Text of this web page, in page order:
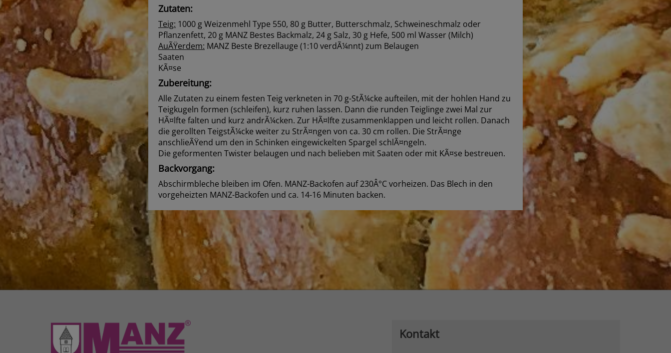
Zutaten:
Teig: 1000 g Weizenmehl Type 550, 80 g Butter, Butterschmalz, Schweineschmalz oder
Pflanzenfett, 20 g MANZ Bestes Backmalz, 24 g Salz, 30 g Hefe, 500 ml Wasser (Milch)
AuÃŸerdem: MANZ Beste Brezellauge (1:10 verdÃ¼nnt) zum Belaugen
Saaten
KÃ¤se
Zubereitung:
Alle Zutaten zu einem festen Teig verkneten in 70 g-StÃ¼cke aufteilen, mit der hohlen Hand zu
Teigkugeln formen (schleifen), kurz ruhen lassen. Dann die runden Teiglinge zwei Mal zur
HÃ¤lfte falten und kurz andrÃ¼cken. Zur HÃ¤lfte zusammenklappen und leicht rollen. Danach
die gerollten TeigstÃ¼cke weiter zu StrÃ¤ngen von ca. 30 cm rollen. Die StrÃ¤nge
anschlieÃŸend um den in Schinken eingewickelten Spargel schlÃ¤ngeln.
Die geformenten Twister belaugen und nach belieben mit Saaten oder mit KÃ¤se bestreuen.
Backvorgang:
Abschirmbleche bleiben im Ofen. MANZ-Backofen auf 230Â°C vorheizen. Das Blech in den
vorgeheizten MANZ-Backofen und ca. 14-16 Minuten backen.
Kontakt